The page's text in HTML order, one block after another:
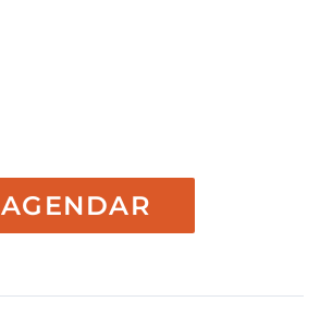
AGENDAR